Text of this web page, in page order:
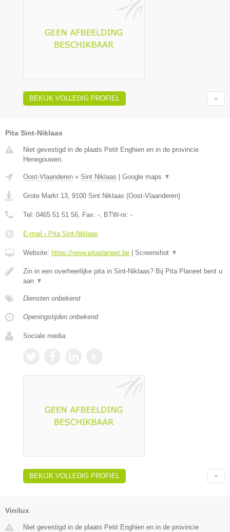
BEKIJK VOLLEDIG PROFIEL
Pita Sint-Niklaas
Niet gevestigd in de plaats Petit Enghien en in de provincie
Henegouwen.
Oost-Vlaanderen » Sint Niklaas Google maps ▼
Grote Markt 13, 9100 Sint Niklaas (Oost-Vlaanderen)
Tel: 0465 51 51 56, Fax: -, BTW-nr: -
E-mail › Pita Sint-Niklaas
Website: https://www.pitaplaneet.be Screenshot ▼
Zin in een overheerlijke pita in Sint-Niklaas? Bij Pita Planeet bent u
aan ▼
Diensten onbekend
Openingstijden onbekend
Sociale media:
BEKIJK VOLLEDIG PROFIEL
Vinilux
Niet gevestigd in de plaats Petit Enghien en in de provincie